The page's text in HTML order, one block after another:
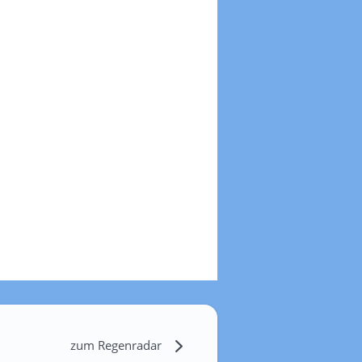
zum Regenradar